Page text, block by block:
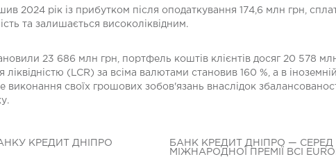
2024 рік із прибутком після оподаткування 174,6 млн грн,
та залишається високоліквідним.
23 686 млн грн, портфель коштів клієнтів досяг 20 578
(LCR) за всіма валютами становив 160 %, а в
виконання своїх грошових зобов'язань внаслідок
КРЕДИТ ДНІПРО
БАНК КРЕДИТ ДНІПРО — СЕРЕД
МІЖНАРОДНОЇ ПРЕМІЇ BCI